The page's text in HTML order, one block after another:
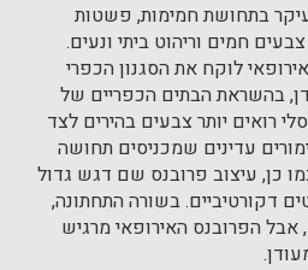
בתחושת חמימות, פשטות
חמים וריהוט ביתי ונעים.
לוקח את הסגנון הכפרי
בהשראת הבתים הכפריים של
רואים יותר צבעים בהירים לצד
עדינים שמכניסים תחושה
כן, עיצוב פרובנס שם דגש גדול
דקורטיביים. בשורה התחתונה,
אבל הפרובנס האירופאי מרגיש